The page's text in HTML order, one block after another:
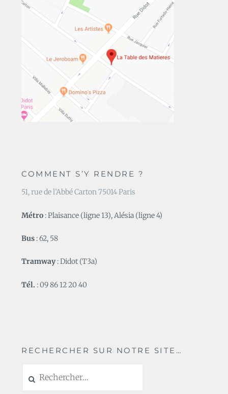
COMMENT S’Y RENDRE ?
51, rue de l’Abbé Carton 75014 Paris
Métro : Plaisance (ligne 13), Alésia (ligne 4)
Bus : 62, 58
Tramway: Didot (T3a)
Tél. : 09 86 12 20 40
RECHERCHER SUR NOTRE SITE…